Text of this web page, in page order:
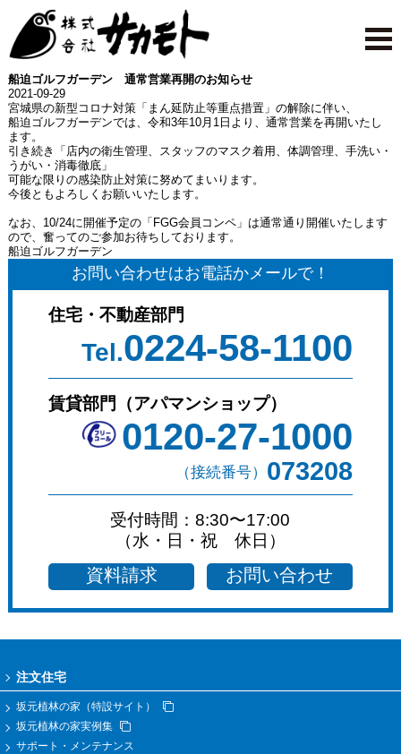
船迫ゴルフガーデン 通常営業再開のお知らせ
2021-09-29
宮城県の新型コロナ対策「まん延防止等重点措置」の解除に伴い、
船迫ゴルフガーデンでは、令和3年10月1日より、通常営業を再開いたし
ます。
引き続き「店内の衛生管理、スタッフのマスク着用、体調管理、手洗い・
うがい・消毒徹底」
可能な限りの感染防止対策に努めてまいります。
今後ともよろしくお願いいたします。
なお、10/24に開催予定の「FGG会員コンペ」は通常通り開催いたします
ので、奮ってのご参加お待ちしております。
船迫ゴルフガーデン
お問い合わせはお電話かメールで！
住宅・不動産部門
Tel.0224-58-1100
賃貸部門（アパマンショップ）
0120-27-1000
（接続番号） 073208
受付時間：8:30〜17:00
（水・日・祝 休日）
資料請求 お問い合わせ
注文住宅
坂元植林の家（特設サイト）
坂元植林の家実例集
サポート・メンテナンス